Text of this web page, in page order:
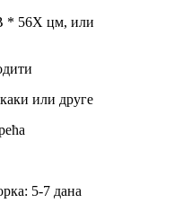
* 56Х цм, или
или друге
5-7 дана